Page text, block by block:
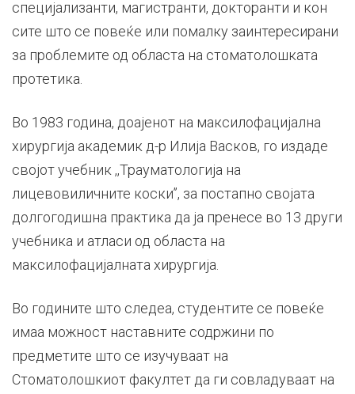
специјализанти, магистранти, докторанти и кон
сите што се повеќе или помалку заинтересирани
за проблемите од областа на стоматолошката
протетика.
Во 1983 година, доајенот на максилофацијална
хирургија академик д-р Илија Васков, го издаде
својот учебник ,,Трауматологија на
лицевовиличните коски’’, за постапно својата
долгогодишна практика да ја пренесе во 13 други
учебника и атласи од областа на
максилофацијалната хирургија.
Во годините што следеа, студентите се повеќе
имаа можност наставните содржини по
предметите што се изучуваат на
Стоматолошкиот факултет да ги совладуваат на